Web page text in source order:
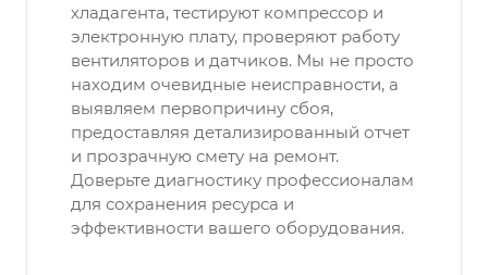
хладагента, тестируют компрессор и
электронную плату, проверяют работу
вентиляторов и датчиков. Мы не просто
находим очевидные неисправности, а
выявляем первопричину сбоя,
предоставляя детализированный отчет
и прозрачную смету на ремонт.
Доверьте диагностику профессионалам
для сохранения ресурса и
эффективности вашего оборудования.